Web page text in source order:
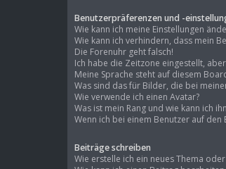
Benutzerpräferenzen und -
Wie kann ich meine Einstellungen
Wie kann ich verhindern, dass mein
Die Forenuhr geht falsch!
Ich habe die Zeitzone eingestellt,
Meine Sprache steht auf diesem
Was sind das für Bilder, die bei
Wie verwende ich einen Avatar?
Was ist mein Rang und wie kann ich
Wenn ich bei einem Benutzer auf
Beiträge schreiben
Wie erstelle ich ein neues Thema